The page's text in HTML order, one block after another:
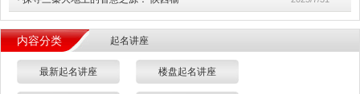
内容分类 起名讲座
最新起名讲座 楼盘起名讲座